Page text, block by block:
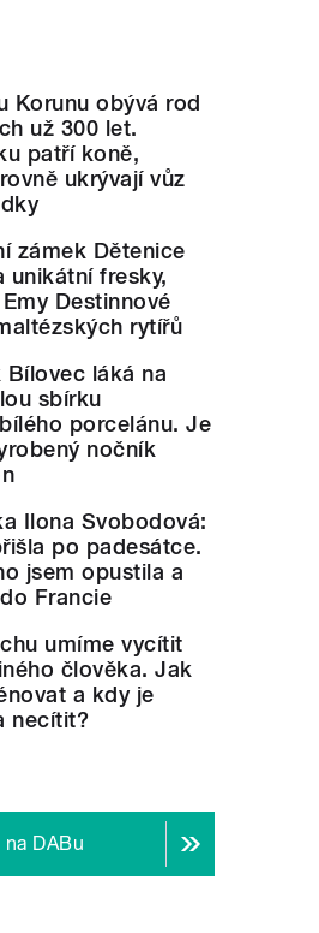
Korunu obývá rod
už 300 let.
patří koně,
ukrývají vůz
zámek Dětenice
unikátní fresky,
Destinnové
rytířů
Bílovec láká na
sbírku
porcelánu. Je
nočník
Ilona Svobodová:
po padesátce.
jsem opustila a
Francie
umíme vycítit
člověka. Jak
a kdy je
necítit?
DABu